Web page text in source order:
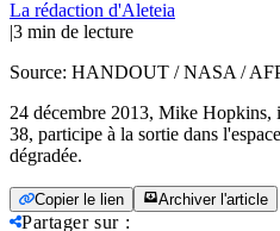
La rédaction d'Aleteia
|3 min de lecture
Source: HANDOUT / NASA /
24 décembre 2013, Mike
38, participe à la sortie dans
dégradée.
Copier le lien Archiver l'article
Partager sur: